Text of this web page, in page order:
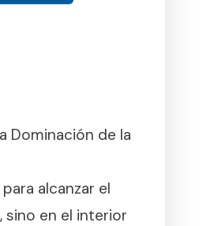
Dominación de la
alcanzar el
sino en el interior